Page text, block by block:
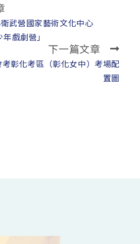
武營國家藝術文化中心
戲劇營」
下一篇文章
彰化考區（彰化女中）考場配
置圖